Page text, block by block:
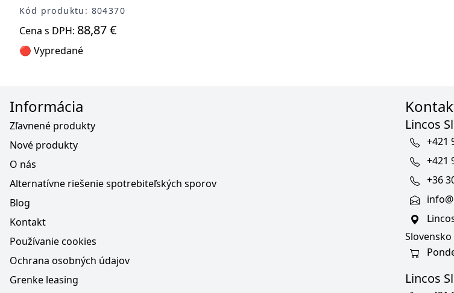
Kód produktu: 804370
Cena s DPH: 88,87 €
🔴 Vypredané
Informácia
Zľavnené produkty
Nové produkty
O nás
Alternatívne riešenie spotrebiteľských sporov
Blog
Kontakt
Používanie cookies
Ochrana osobných údajov
Grenke leasing
Lincos
+421
+421
+36
Slovensko
Lincos